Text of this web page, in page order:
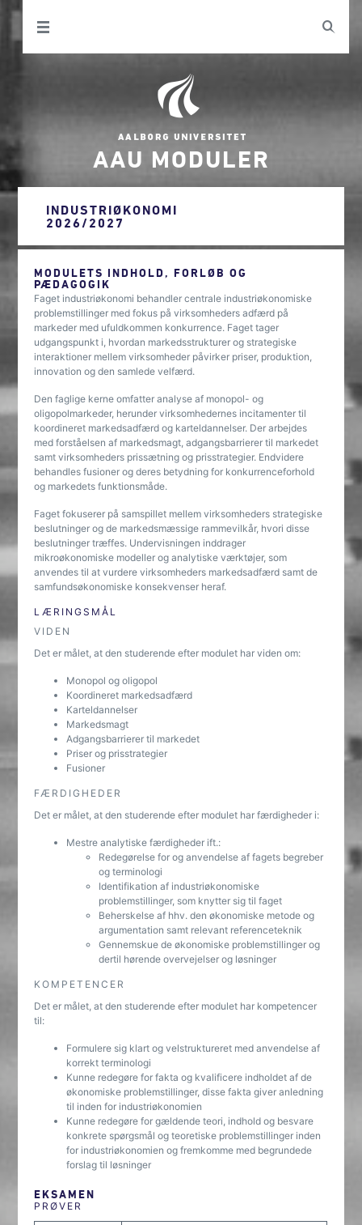
AAU MODULER
INDUSTRIØKONOMI
2026/2027
MODULETS INDHOLD, FORLØB OG
PÆDAGOGIK
Faget industriøkonomi behandler centrale industriøkonomiske
problemstillinger med fokus på virksomheders adfærd på
markeder med ufuldkommen konkurrence. Faget tager
udgangspunkt i, hvordan markedsstrukturer og strategiske
interaktioner mellem virksomheder påvirker priser, produktion,
innovation og den samlede velfærd.
Den faglige kerne omfatter analyse af monopol- og
oligopolmarkeder, herunder virksomhedernes incitamenter til
koordineret markedsadfærd og karteldannelser. Der arbejdes
med forståelsen af markedsmagt, adgangsbarrierer til markedet
samt virksomheders prissætning og prisstrategier. Endvidere
behandles fusioner og deres betydning for konkurrenceforhold
og markedets funktionsmåde.
Faget fokuserer på samspillet mellem virksomheders strategiske
beslutninger og de markedsmæssige rammevilkår, hvori disse
beslutninger træffes. Undervisningen inddrager
mikroøkonomiske modeller og analytiske værktøjer, som
anvendes til at vurdere virksomheders markedsadfærd samt de
samfundsøkonomiske konsekvenser heraf.
LÆRINGSMÅL
VIDEN
Det er målet, at den studerende efter modulet har viden om:
Monopol og oligopol
Koordineret markedsadfærd
Karteldannelser
Markedsmagt
Adgangsbarrierer til markedet
Priser og prisstrategier
Fusioner
FÆRDIGHEDER
Det er målet, at den studerende efter modulet har færdigheder i:
Mestre analytiske færdigheder ift.:
Redegørelse for og anvendelse af fagets begreber
og terminologi
Identifikation af industriøkonomiske
problemstillinger, som knytter sig til faget
Beherskelse af hhv. den økonomiske metode og
argumentation samt relevant referenceteknik
Gennemskue de økonomiske problemstillinger og
dertil hørende overvejelser og løsninger
KOMPETENCER
Det er målet, at den studerende efter modulet har kompetencer
til:
Formulere sig klart og velstruktureret med anvendelse af
korrekt terminologi
Kunne redegøre for fakta og kvalificere indholdet af de
økonomiske problemstillinger, disse fakta giver anledning
til inden for industriøkonomien
Kunne redegøre for gældende teori, indhold og besvare
konkrete spørgsmål og teoretiske problemstillinger inden
for industriøkonomien og fremkomme med begrundede
forslag til løsninger
EKSAMEN
PRØVER